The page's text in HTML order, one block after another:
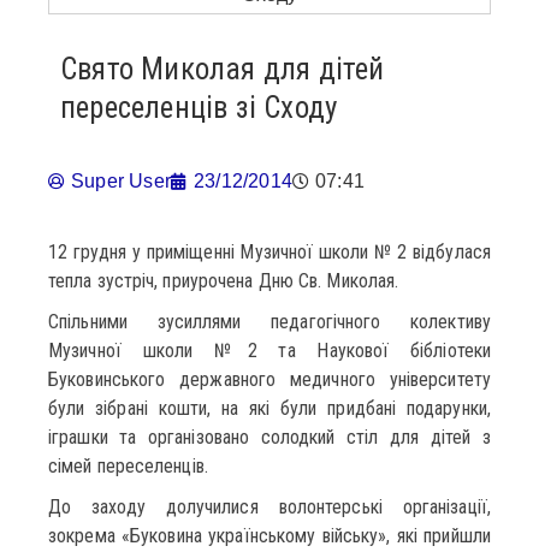
Свято Миколая для дітей
переселенців зі Сходу
Super User 23/12/2014 07:41
12 грудня у приміщенні Музичної школи № 2 відбулася
тепла зустріч, приурочена Дню Св. Миколая.
Спільними зусиллями педагогічного колективу
Музичної школи №2 та Наукової бібліотеки
Буковинського державного медичного університету
були зібрані кошти, на які були придбані подарунки,
іграшки та організовано солодкий стіл для дітей з
сімей переселенців.
До заходу долучилися волонтерські організації,
зокрема «Буковина українському війську», які прийшли